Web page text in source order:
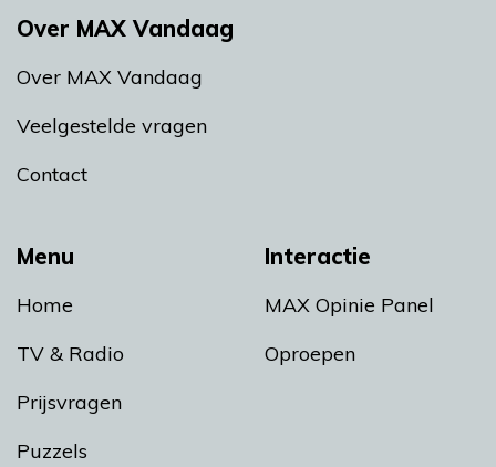
Menu
Home
TV & Radio
Prijsvragen
Puzzels
Interactie
MAX Opinie Panel
Oproepen
Over MAX Vandaag
Over MAX Vandaag
Veelgestelde vragen
Contact